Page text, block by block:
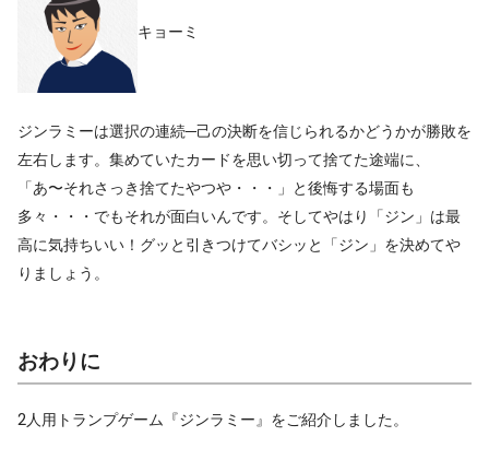
キョーミ
ジンラミーは選択の連続─己の決断を信じられるかどうかが勝敗を
左右します。集めていたカードを思い切って捨てた途端に、
「あ〜それさっき捨てたやつや・・・」と後悔する場面も
多々・・・でもそれが面白いんです。そしてやはり「ジン」は最
高に気持ちいい！グッと引きつけてバシッと「ジン」を決めてや
りましょう。
おわりに
2人用トランプゲーム『ジンラミー』をご紹介しました。